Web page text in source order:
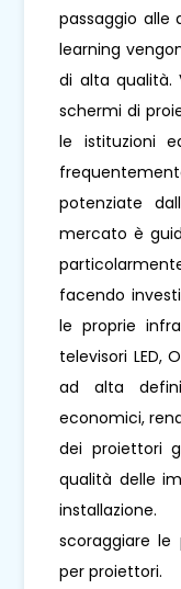
passaggio alle
learning
di alta qualità.
schermi di
le istituzioni
potenziate
mercato è
facendo
le proprie
televisori LED,
ad alta
economici,
dei proiettori
qualità delle
scoraggiare le
per proiettori.